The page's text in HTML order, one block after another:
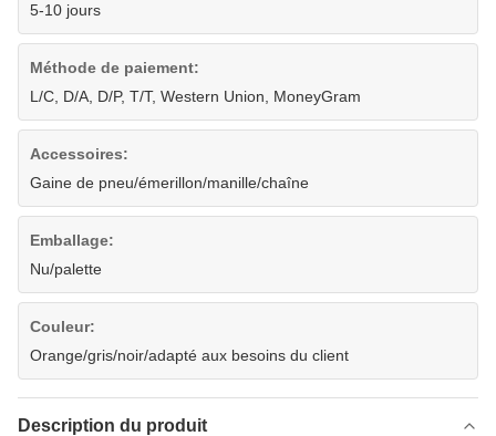
5-10 jours
Méthode de paiement:
L/C, D/A, D/P, T/T, Western Union, MoneyGram
Accessoires:
Gaine de pneu/émerillon/manille/chaîne
Emballage:
Nu/palette
Couleur:
Orange/gris/noir/adapté aux besoins du client
Description du produit